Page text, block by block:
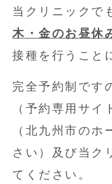
当クリニックで
木・金のお昼休
接種を行うこと
完全予約制です
（予約専用サイ
（北九州市の
さい）及び当ク
てください。